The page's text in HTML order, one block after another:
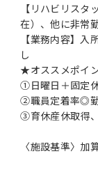
【リハビリス
在）、他に非常
【業務内容】
し
★オススメポイ
①日曜日＋固定
②職員定着率◎勤
③育休産休取得
〈施設基準〉加